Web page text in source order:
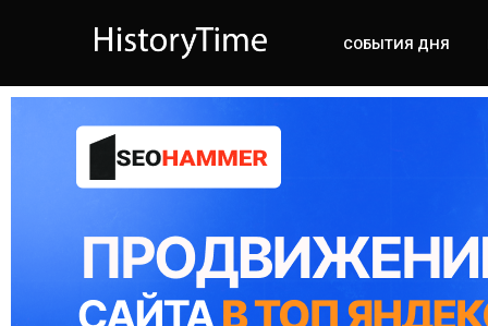
СОБЫТИЯ ДНЯ